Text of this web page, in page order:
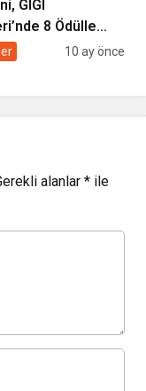
GIGI
8 Ödülle
Gücünü10 ay önce
alanlar * ile